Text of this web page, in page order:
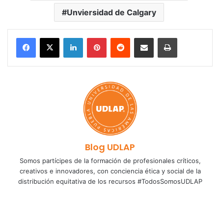
Unviersidad de Calgary
LinkedInPinterestReddit Share via Email Print
Blog UDLAP
Somos partícipes de la formación de profesionales críticos,
creativos e innovadores, con conciencia ética y social de la
distribución equitativa de los recursos #TodosSomosUDLAP